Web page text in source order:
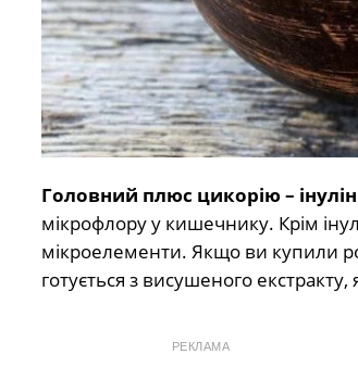
Головний плюс цикорію – інулін
мікрофлору у кишечнику. Крім
мікроелементи. Якщо ви купили
готується з висушеного
РЕКЛАМА